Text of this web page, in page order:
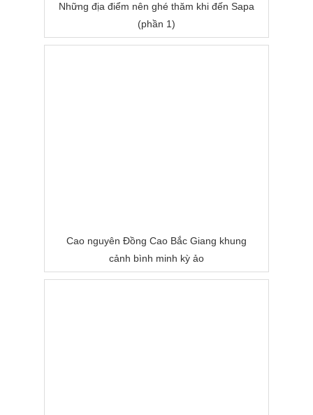
Những địa điểm nên ghé thăm khi đến Sapa
(phần 1)
Cao nguyên Đồng Cao Bắc Giang khung
cảnh bình minh kỳ ảo